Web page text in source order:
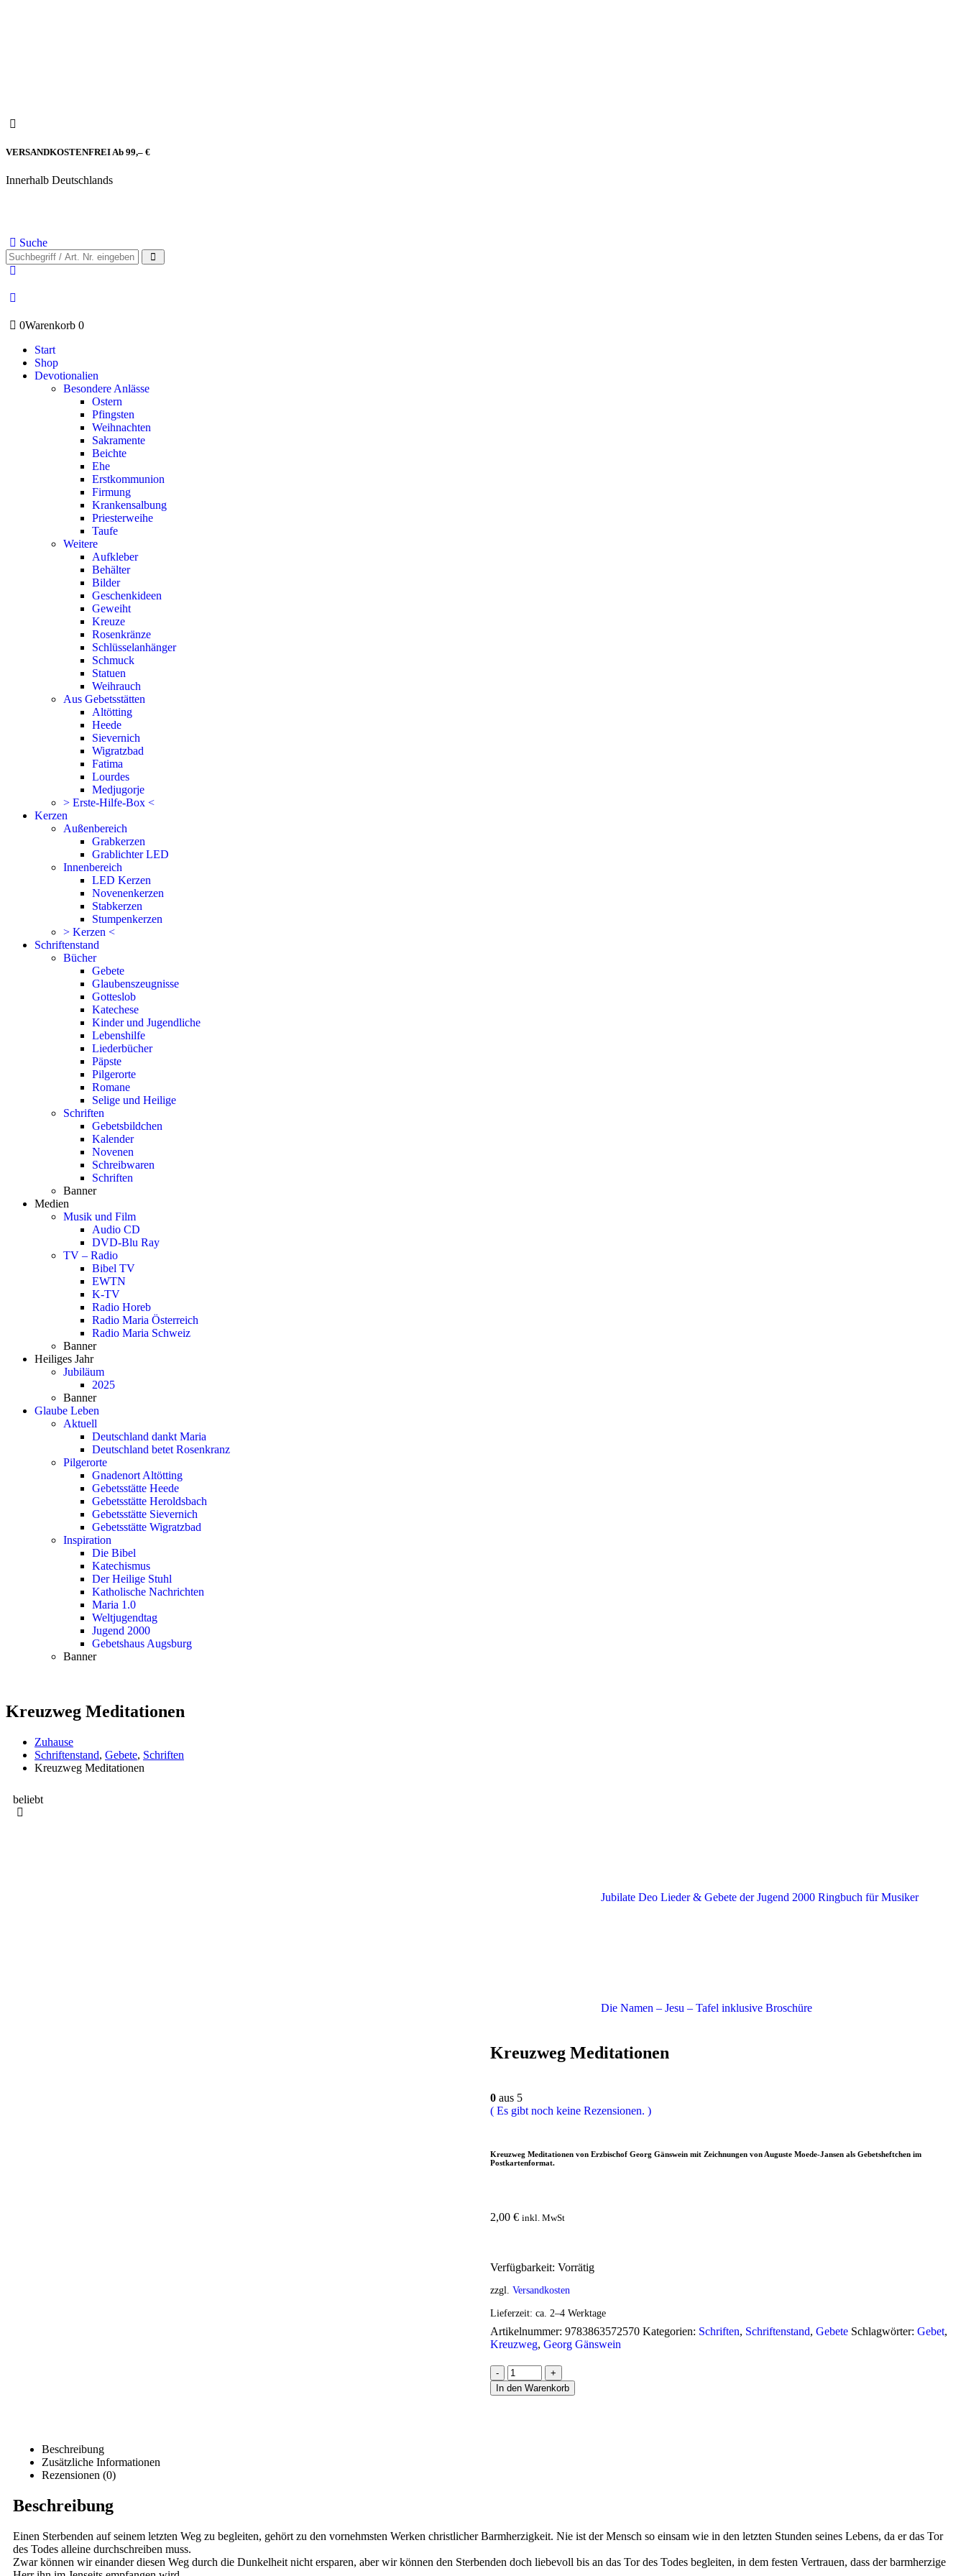
VERSANDKOSTENFREI Ab 99,– €
Innerhalb Deutschlands
Suche
0Warenkorb0
Start
Shop
Devotionalien
Besondere Anlässe
Ostern
Pfingsten
Weihnachten
Sakramente
Beichte
Ehe
Erstkommunion
Firmung
Krankensalbung
Priesterweihe
Taufe
Weitere
Aufkleber
Behälter
Bilder
Geschenkideen
Geweiht
Kreuze
Rosenkränze
Schlüsselanhänger
Schmuck
Statuen
Weihrauch
Aus Gebetsstätten
Altötting
Heede
Sievernich
Wigratzbad
Fatima
Lourdes
Medjugorje
> Erste-Hilfe-Box <
Kerzen
Außenbereich
Grabkerzen
Grablichter LED
Innenbereich
LED Kerzen
Novenenkerzen
Stabkerzen
Stumpenkerzen
> Kerzen <
Schriftenstand
Bücher
Gebete
Glaubenszeugnisse
Gotteslob
Katechese
Kinder und Jugendliche
Lebenshilfe
Liederbücher
Päpste
Pilgerorte
Romane
Selige und Heilige
Schriften
Gebetsbildchen
Kalender
Novenen
Schreibwaren
Schriften
Banner
Medien
Musik und Film
Audio CD
DVD-Blu Ray
TV – Radio
Bibel TV
EWTN
K-TV
Radio Horeb
Radio Maria Österreich
Radio Maria Schweiz
Banner
Heiliges Jahr
Jubiläum
2025
Banner
Glaube Leben
Aktuell
Deutschland dankt Maria
Deutschland betet Rosenkranz
Pilgerorte
Gnadenort Altötting
Gebetsstätte Heede
Gebetsstätte Heroldsbach
Gebetsstätte Sievernich
Gebetsstätte Wigratzbad
Inspiration
Die Bibel
Katechismus
Der Heilige Stuhl
Katholische Nachrichten
Maria 1.0
Weltjugendtag
Jugend 2000
Gebetshaus Augsburg
Banner
Kreuzweg Meditationen
Zuhause
Schriftenstand, Gebete, Schriften
Kreuzweg Meditationen
beliebt
Jubilate Deo Lieder & Gebete der Jugend 2000 Ringbuch für Musiker
Die Namen – Jesu – Tafel inklusive Broschüre
Kreuzweg Meditationen
0 aus 5
( Es gibt noch keine Rezensionen. )
Kreuzweg Meditationen von Erzbischof Georg Gänswein mit Zeichnungen von Auguste Moede-Jansen als Gebetsheftchen im
Postkartenformat.
2,00 € inkl. MwSt
Verfügbarkeit: Vorrätig
zzgl. Versandkosten
Lieferzeit: ca. 2–4 Werktage
Artikelnummer: 9783863572570 Kategorien: Schriften, Schriftenstand, Gebete Schlagwörter: Gebet,
Kreuzweg, Georg Gänswein
-
+
In den Warenkorb
Beschreibung
Zusätzliche Informationen
Rezensionen (0)
Beschreibung
Einen Sterbenden auf seinem letzten Weg zu begleiten, gehört zu den vornehmsten Werken christlicher Barmherzigkeit. Nie ist der Mensch so einsam wie in den letzten Stunden seines Lebens, da er das Tor
des Todes alleine durchschreiben muss.
Zwar können wir einander diesen Weg durch die Dunkelheit nicht ersparen, aber wir können den Sterbenden doch liebevoll bis an das Tor des Todes begleiten, in dem festen Vertrauen, dass der barmherzige